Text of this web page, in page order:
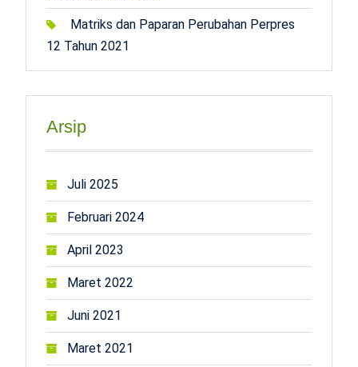
Matriks dan Paparan Perubahan Perpres
12 Tahun 2021
Arsip
Juli 2025
Februari 2024
April 2023
Maret 2022
Juni 2021
Maret 2021